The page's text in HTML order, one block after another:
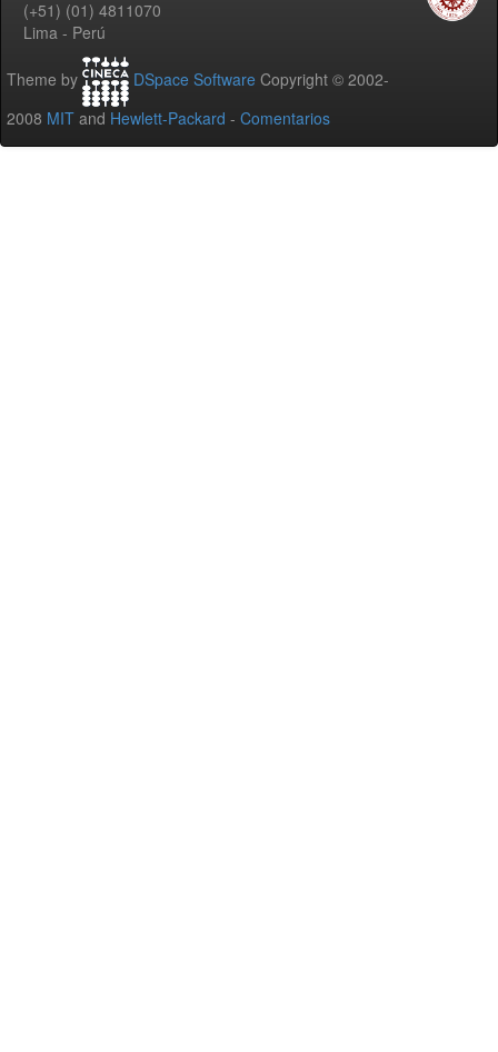
(+51) (01) 4811070
Lima - Perú
Theme by DSpace Software Copyright © 2002-
2008 MIT and Hewlett-Packard - Comentarios